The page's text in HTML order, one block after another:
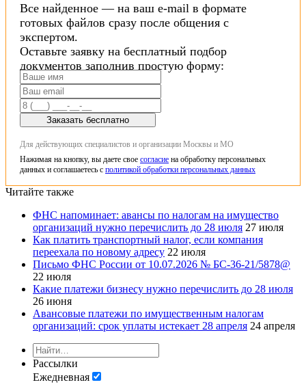
Все найденное — на ваш e-mail в формате
готовых файлов сразу после общения с
экспертом.
Оставьте заявку на бесплатный подбор
документов заполнив простую форму:
Заказать бесплатно
Для действующих специалистов и организации Москвы и МО
Нажимая на кнопку, вы даете свое согласие на обработку персональных
данных и соглашаетесь с политикой обработки персональных данных
Читайте также
ФНС напоминает: авансы по налогам на имущество
организаций нужно перечислить до 28 июля 27 июля
Как платить транспортный налог, если компания
переехала по новому адресу 22 июля
Письмо ФНС России от 10.07.2026 № БС-36-21/5878@
22 июля
Какие платежи бизнесу нужно перечислить до 28 июля
26 июня
Авансовые платежи по имущественным налогам
организаций: срок уплаты истекает 28 апреля 24 апреля
Рассылки
Ежедневная